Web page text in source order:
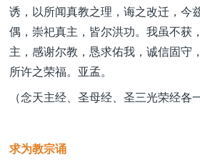
诱，以所闻真教之理，诲之改迁，今
偶，崇祀真主，皆尔洪功。我虽不获
主，感谢尔教，恳求佑我，诚信固守
所许之荣福。亚孟。
（念天主经、圣母经、圣三光荣经各
求为教宗诵